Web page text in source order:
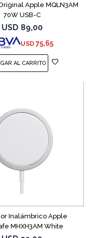
Apple MQLN3AM
70W USB-C
USD 89,00
USD 75,65
Inalámbrico Apple
MHXH3AM White